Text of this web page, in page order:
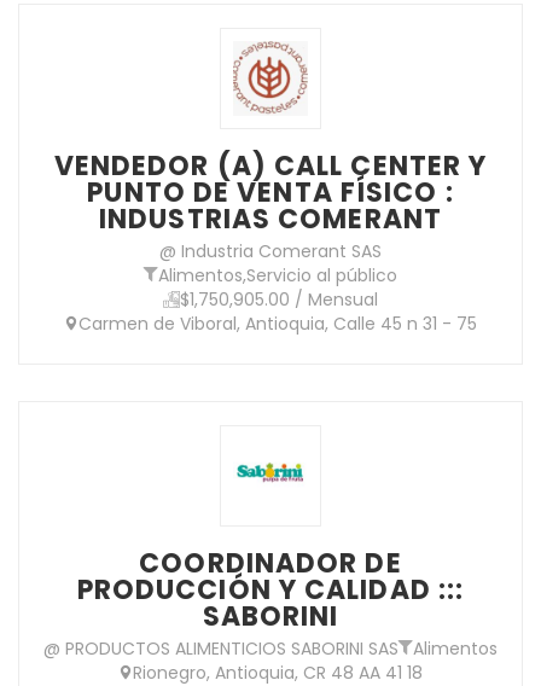
VENDEDOR (A) CALL CENTER Y
PUNTO DE VENTA FÍSICO :
INDUSTRIAS COMERANT
@ Industria Comerant SAS
Alimentos,Servicio al público
$1,750,905.00 / Mensual
Carmen de Viboral, Antioquia, Calle 45 n 31 - 75
COORDINADOR DE
PRODUCCIÓN Y CALIDAD :::
SABORINI
@ PRODUCTOS ALIMENTICIOS SABORINI SAS
Alimentos
Rionegro, Antioquia, CR 48 AA 41 18